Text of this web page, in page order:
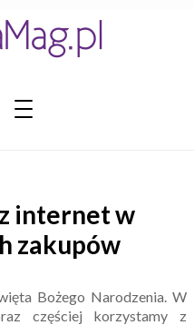
internet w
zakupów
Bożego Narodzenia. W
częściej korzystamy z